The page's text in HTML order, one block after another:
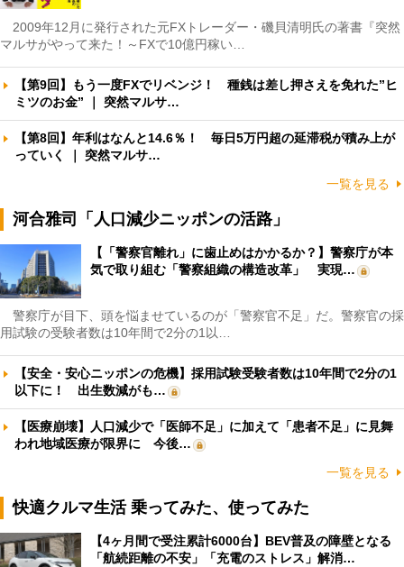
2009年12月に発行された元FXトレーダー・磯貝清明氏の著書『突然
マルサがやって来た！～FXで10億円稼い…
【第9回】もう一度FXでリベンジ！ 種銭は差し押さえを免れた”ヒ
ミツのお金” ｜ 突然マルサ…
【第8回】年利はなんと14.6％！ 毎日5万円超の延滞税が積み上が
っていく ｜ 突然マルサ…
一覧を見る
河合雅司「人口減少ニッポンの活路」
【「警察官離れ」に歯止めはかかるか？】警察庁が本
気で取り組む「警察組織の構造改革」 実現…
警察庁が目下、頭を悩ませているのが「警察官不足」だ。警察官の採
用試験の受験者数は10年間で2分の1以…
【安全・安心ニッポンの危機】採用試験受験者数は10年間で2分の1
以下に！ 出生数減がも…
【医療崩壊】人口減少で「医師不足」に加えて「患者不足」に見舞
われ地域医療が限界に 今後…
一覧を見る
快適クルマ生活 乗ってみた、使ってみた
【4ヶ月間で受注累計6000台】BEV普及の障壁となる
「航続距離の不安」「充電のストレス」解消…